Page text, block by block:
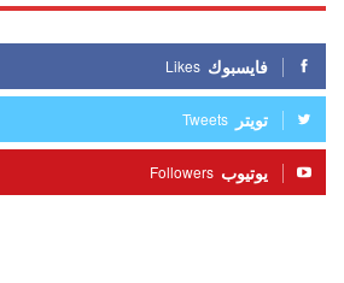
فايسبوك Likes
تويتر Tweets
يوتيوب Followers